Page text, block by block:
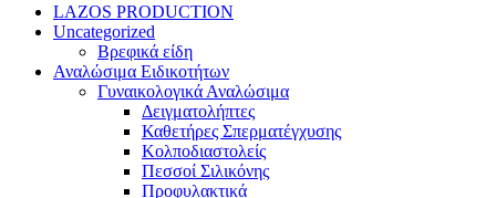
LAZOS PRODUCTION
Uncategorized
Βρεφικά είδη
Αναλώσιμα Ειδικοτήτων
Γυναικολογικά Αναλώσιμα
Δειγματολήπτες
Καθετήρες Σπερματέγχυσης
Κολποδιαστολείς
Πεσσοί Σιλικόνης
Προφυλακτικά